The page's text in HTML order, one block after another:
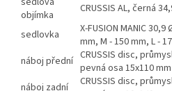
objímka
CRUSSIS AL, černá
sedlovka
X-FUSION MANIC
mm, M - 150 mm, L -
náboj přední CRUSSIS disc,
pevná osa 15x110 mm
náboj zadní
CRUSSIS disc,